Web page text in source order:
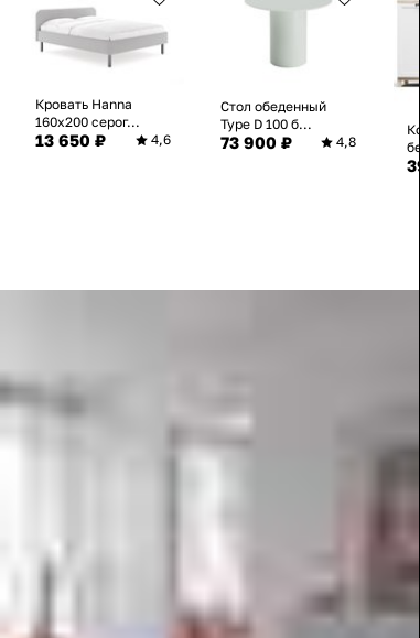
Кровать Hanna
160х200 серог...
13 650 ₽ 4,6
Стол обеденный
Type D 100 б...
73 900 ₽ 4,8